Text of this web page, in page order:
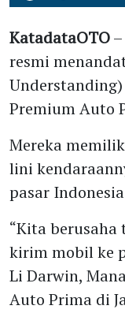
KatadataOTO–
resmi
Premium Auto
Mereka
lini
pasar
“Kita
kirim mobil ke
Li Darwin,
Auto Prima di